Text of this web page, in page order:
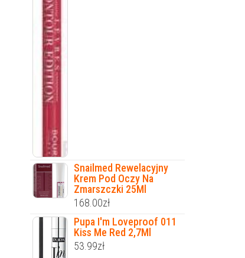
Snailmed Rewelacyjny
Krem Pod Oczy Na
Zmarszczki 25Ml
168.00zł
Pupa I'm Loveproof 011
Kiss Me Red 2,7Ml
53.99zł